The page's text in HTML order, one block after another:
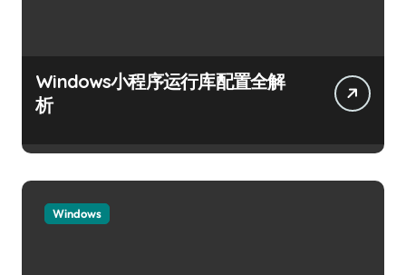
Windows小程序运行库配置全解
析
Windows